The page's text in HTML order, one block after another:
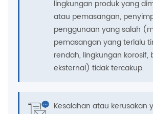
lingkungan produk yang
atau pemasangan,
penggunaan yang salah
pemasangan yang terlalu
rendah, lingkungan korosif,
eksternal) tidak tercakup.
Kesalahan atau kerusakan